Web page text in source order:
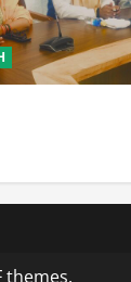
themes.